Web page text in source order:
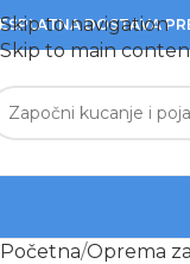
Skip to navigation
Skip to main
DOSTAVA
Početna Oprema